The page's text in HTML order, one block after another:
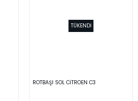
TÜKENDİ
ROTBAŞI SOL CİTROEN C3